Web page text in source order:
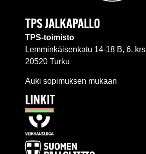
TPS JALKAPALLO
TPS-toimisto
Lemminkäisenkatu 14-18 B, 6. krs
20520 Turku
Auki sopimuksen mukaan
LINKIT